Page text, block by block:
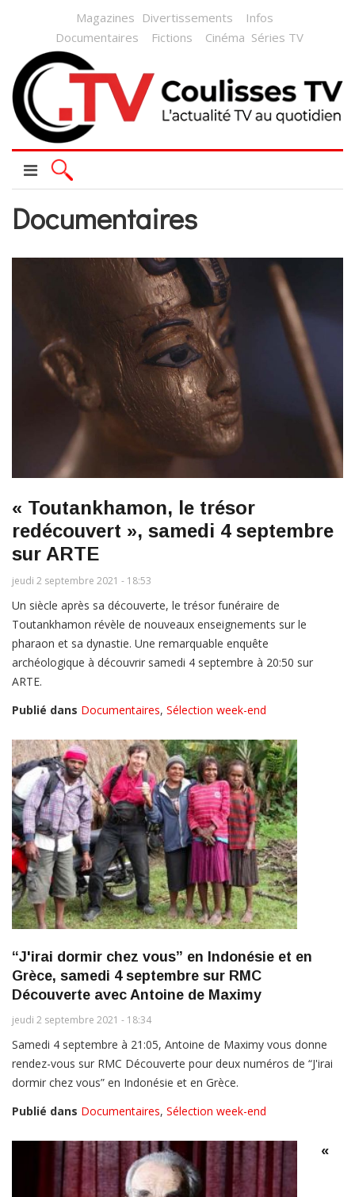
Magazines Divertissements
Infos
Documentaires
Fictions Cinéma Séries TV
Documentaires
« Toutankhamon, le trésor
redécouvert », samedi 4 septembre
sur ARTE
jeudi 2 septembre 2021 - 18:53
Un siècle après sa découverte, le trésor funéraire de
Toutankhamon révèle de nouveaux enseignements sur le
pharaon et sa dynastie. Une remarquable enquête
archéologique à découvrir samedi 4 septembre à 20:50 sur
ARTE.
Publié dans Documentaires, Sélection week-end
“J'irai dormir chez vous” en Indonésie et en
Grèce, samedi 4 septembre sur RMC
Découverte avec Antoine de Maximy
jeudi 2 septembre 2021 - 18:34
Samedi 4 septembre à 21:05, Antoine de Maximy vous donne
rendez-vous sur RMC Découverte pour deux numéros de “J'irai
dormir chez vous” en Indonésie et en Grèce.
Publié dans Documentaires, Sélection week-end
«